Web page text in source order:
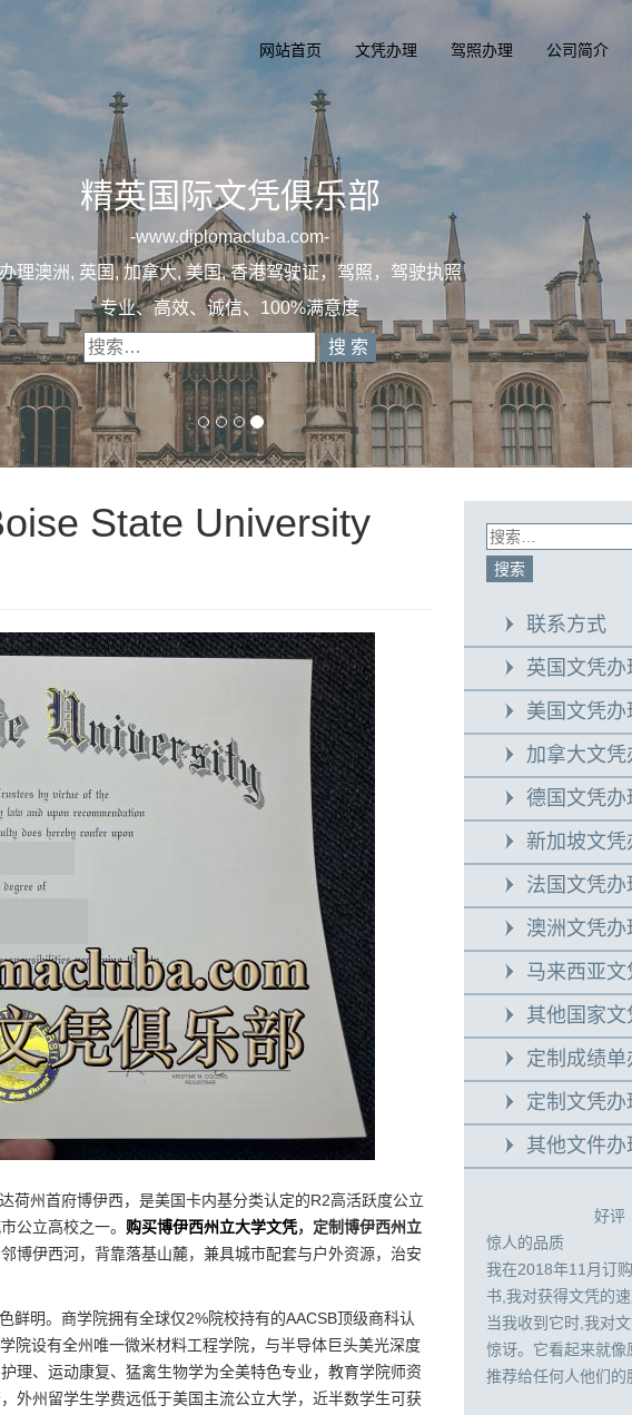
网站首页 文凭办理 驾照办理 公司简介
精英国际文凭俱
一
办理澳洲, 英国, 加拿大, 美国, 香港驾驶证
专业定制澳洲、英国、加拿大、美
State University
荷州首府博伊西，是美国卡内基分类认定的R2高活跃度公立
公立高校之一。 购买博伊西州立大学文凭，定制博伊西州立
博伊西河，背靠落基山麓，兼具城市配套与户外资源，治安
明。商学院拥有全球仅2%院校持有的AACSB顶级商科认
院设有全州唯一微米材料工程学院，与半导体巨头美光深度
理、运动康复、猛禽生物学为全美特色专业，教育学院师资
外州留学生学费远低于美国主流公立大学，近半数学生可获
联系方式
英国文凭办
美国文凭办
加拿大文凭
德国文凭办
新加坡文凭
法国文凭办
澳洲文凭办
马来西亚文
其他国家文
定制成绩单
定制文凭办
其他文件办
好评
惊人的品质
我在2018年11月订
书,我对获得文凭的速
当我收到它时,我对
惊讶。它看起来就像
推荐给任何人他们的